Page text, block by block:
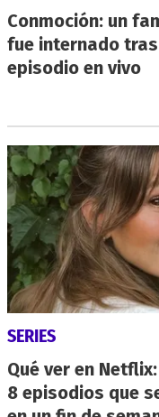
Conmoción: un
fue internado
episodio en vivo
SERIES
Qué ver en
8 episodios que